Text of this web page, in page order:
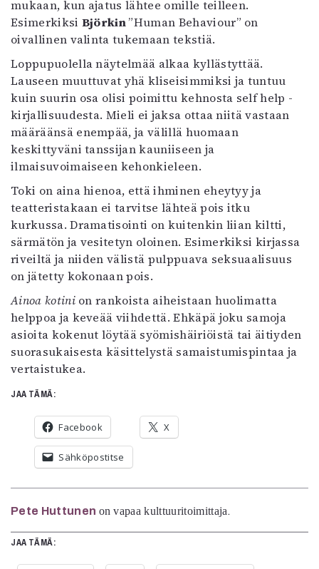
mukaan, kun ajatus lähtee omille teilleen.
Esimerkiksi Björkin”Human Behaviour” on
oivallinen valinta tukemaan tekstiä.
Loppupuolella näytelmää alkaa kyllästyttää.
Lauseen muuttuvat yhä kliseisimmiksi ja tuntuu
kuin suurin osa olisi poimittu kehnosta self help -
kirjallisuudesta. Mieli ei jaksa ottaa niitä vastaan
määräänsä enempää, ja välillä huomaan
keskittyväni tanssijan kauniiseen ja
ilmaisuvoimaiseen kehonkieleen.
Toki on aina hienoa, että ihminen eheytyy ja
teatteristakaan ei tarvitse lähteä pois itku
kurkussa. Dramatisointi on kuitenkin liian kiltti,
särmätön ja vesitetyn oloinen. Esimerkiksi kirjassa
riveiltä ja niiden välistä pulppuava seksuaalisuus
on jätetty kokonaan pois.
Ainoa kotini on rankoista aiheistaan huolimatta
helppoa ja keveää viihdettä. Ehkäpä joku samoja
asioita kokenut löytää syömishäiriöistä tai äitiyden
suorasukaisesta käsittelystä samaistumispintaa ja
vertaistukea.
JAA TÄMÄ:
Facebook X
Sähköpostitse
Pete Huttunen on vapaa kulttuuritoimittaja.
JAA TÄMÄ: